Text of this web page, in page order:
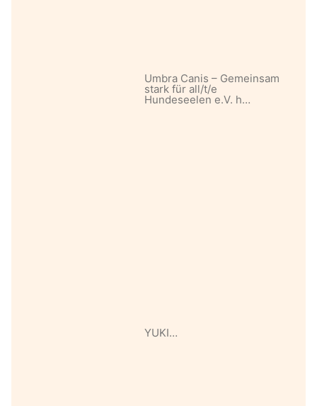
Umbra Canis – Gemeinsam
stark für all/t/e
Hundeseelen e.V. h…
YUKI…